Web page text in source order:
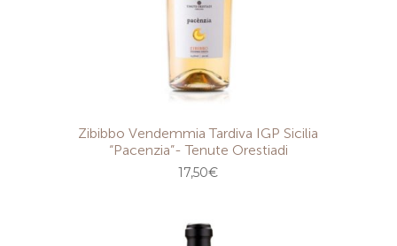
Zibibbo Vendemmia Tardiva IGP Sicilia
“Pacenzia”- Tenute Orestiadi
17,50€